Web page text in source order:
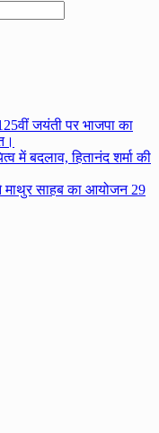
जयंती पर भाजपा का
में बदलाव, हितानंद शर्मा की
माथुर साहब का आयोजन 29